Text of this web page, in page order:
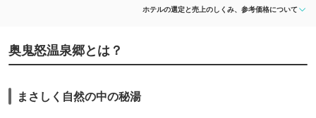
ホテルの選定と売上のしくみ、参考価格について
奥鬼怒温泉郷とは？
まさしく自然の中の秘湯